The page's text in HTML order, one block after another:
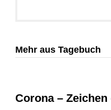
Mehr aus Tagebuch
Corona –